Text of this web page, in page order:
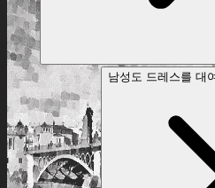
남성도 드레스를 대